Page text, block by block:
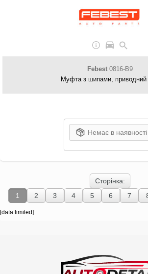
Febest0816-B9
Муфта з шипами, приводний
Немає в наявності
Сторінка:
1
2 3 4 5 6 7
[data limited]